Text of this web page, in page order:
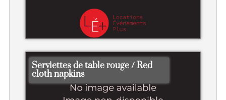
Serviettes de table rouge / Red
cloth napkins